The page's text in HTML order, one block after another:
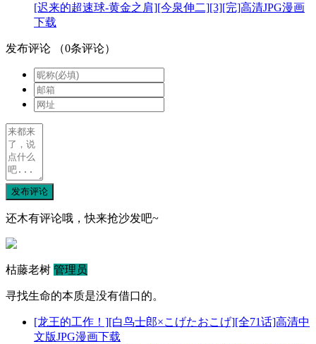
[迟来的超速球-黄金之肩][今泉伸二][3][完]高清JPG漫画
下载
发布评论 （0条评论）
发布评论
还木有评论哦，快来抢沙发吧~
枯藤老树 管理员
寻找生命的本质是没有借口的。
[龙王的工作！][白鸟士郎×こげたおこげ][全71话]高清中
文版JPG漫画下载